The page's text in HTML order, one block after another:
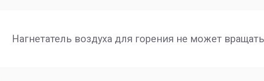
Нагнетатель воздуха для горения не может